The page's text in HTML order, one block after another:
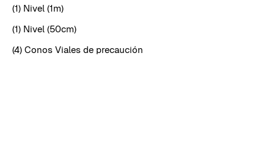
(1) Nivel (1m)
(1) Nivel (50cm)
(4) Conos Viales de precaución